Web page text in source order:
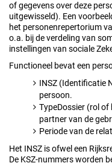
of gegevens over deze
uitgewisseld). Een
het personenrepertorium
o.a. bij de verdeling van
instellingen van sociale
Functioneel bevat een
INSZ (Identificatie
persoon.
TypeDossier (rol of
partner van de
Periode van de
Het INSZ is ofwel een
De KSZ-nummers worden